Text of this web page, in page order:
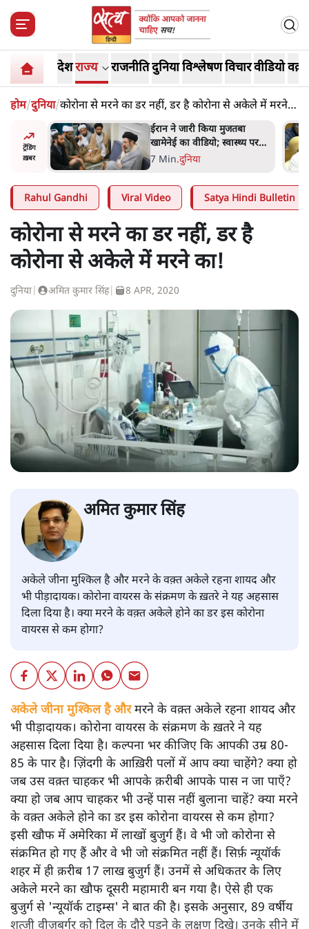
देशराज्य राजनीतिदुनियाविश्लेषणविचारवीडियो
होम/दुनिया/कोरोना से मरने का डर नहीं, डर है कोरोना से अकेले में मरने
का!
ट्रेंडिंग
ख़बर
मुजतबा
स्वास्थ्य पर
में चल रही थीं
महिला आरक्षण बिलः किरण रिजिजू
और राहुल गांधी में एक्स पर ज़ुबानी
जंग
4 Min
Rahul Gandhi Viral Video Satya Hindi Bulletin
कोरोना से मरने का डर नहीं, डर है
कोरोना से अकेले में मरने का!
दुनिया अमित कुमार सिंह| 8 APR, 2020
अमित कुमार सिंह
अकेले जीना मुश्किल है और मरने के वक़्त अकेले रहना शायद और
भी पीड़ादायक। कोरोना वायरस के संक्रमण के ख़तरे ने यह अहसास
दिला दिया है। क्या मरने के वक़्त अकेले होने का डर इस कोरोना
वायरस से कम होगा?
अकेले जीना मुश्किल है औरमरने के वक़्त अकेले रहना शायद और
भी पीड़ादायक। कोरोना वायरस के संक्रमण के ख़तरे ने यह
अहसास दिला दिया है। कल्पना भर कीजिए कि आपकी उम्र 80-
85 के पार है। ज़िंदगी के आख़िरी पलों में आप क्या चाहेंगे? क्या हो
जब उस वक़्त चाहकर भी आपके क़रीबी आपके पास न जा पाएँ?
क्या हो जब आप चाहकर भी उन्हें पास नहीं बुलाना चाहें? क्या मरने
के वक़्त अकेले होने का डर इस कोरोना वायरस से कम होगा?
इसी खौफ में अमेरिका में लाखों बुजुर्ग हैं। वे भी जो कोरोना से
संक्रमित हो गए हैं और वे भी जो संक्रमित नहीं हैं। सिर्फ़ न्यूयॉर्क
शहर में ही क़रीब 17 लाख बुजुर्ग हैं। उनमें से अधिकतर के लिए
अकेले मरने का खौफ दूसरी महामारी बन गया है। ऐसे ही एक
बुजुर्ग से 'न्यूयॉर्क टाइम्स' ने बात की है। इसके अनुसार, 89 वर्षीय
शत़्जी वीज़बर्गर को दिल के दौरे पड़ने के लक्षण दिखे। उनके सीने में